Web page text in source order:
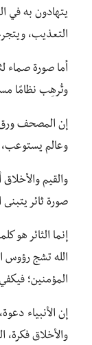
يتهادون به في
التعذيب،
أما صورة صماء
وتُرهِب نظامًا
إن المصحف ورق،
وعالم
والقيم
صورة ثائر
إنما الثائر هو
الله تشج رؤوس
المؤمنين؛
إن الأنبياء
والأخلاق فكرة،